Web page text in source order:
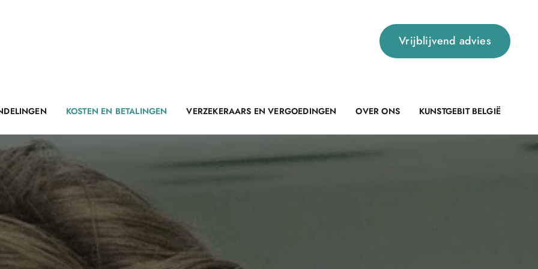
Vrijblijvend advies
KOSTEN EN BETALINGEN VERZEKERAARS EN VERGOEDINGEN OVER ONS KUNSTGEBIT BELGIË